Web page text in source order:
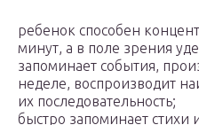
ребенок способен
минут, а в поле зрения
запоминает события,
неделе, воспроизводит
их последовательность;
быстро запоминает стихи